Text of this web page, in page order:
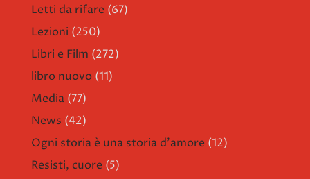
Letti da rifare (67)
Lezioni (250)
Libri e Film (272)
libro nuovo (11)
Media (77)
News (42)
Ogni storia è una storia d'amore (12)
Resisti, cuore (5)